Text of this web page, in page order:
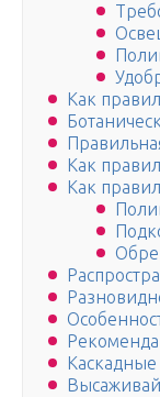
Как
Как
Как
Каскадные